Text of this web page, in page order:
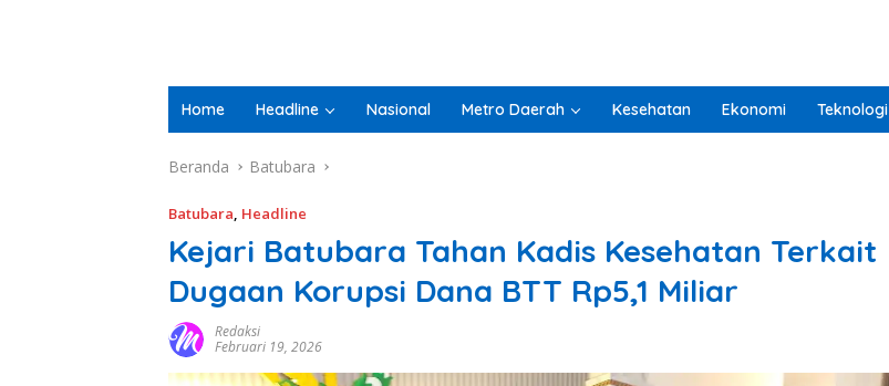
Home Headline Nasional Metro Daerah Kesehatan Ekonomi Teknologi
Beranda Batubara
Batubara, Headline
Kejari Batubara Tahan Kadis Kesehatan Terkait
Dugaan Korupsi Dana BTT Rp5,1 Miliar
Redaksi
Februari 19, 2026